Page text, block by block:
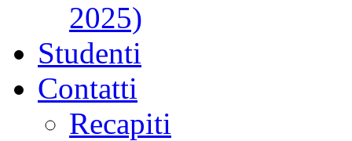
2025)
Studenti
Contatti
Recapiti